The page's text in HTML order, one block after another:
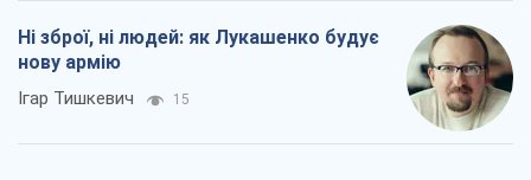
Ні зброї, ні людей: як Лукашенко будує
нову армію
Ігар Тишкевич 15